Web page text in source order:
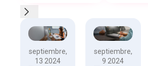
Artículos del
septiembre,
13 2024
septiembre,
9 2024